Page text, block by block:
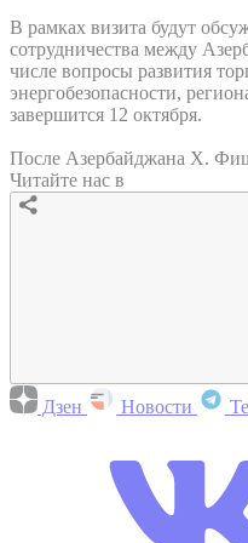
В рамках визита будут
сотрудничества между
числе вопросы развития
энергобезопасности,
завершится 12 октября.
После Азербайджана Х.
Читайте нас в
Дзен Новости